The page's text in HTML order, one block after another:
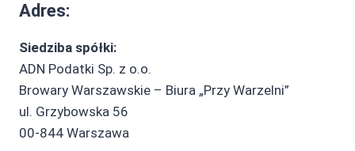
Adres:
Siedziba spółki:
ADN Podatki Sp. z o.o.
Browary Warszawskie – Biura „Przy Warzelni”
ul. Grzybowska 56
00-844 Warszawa